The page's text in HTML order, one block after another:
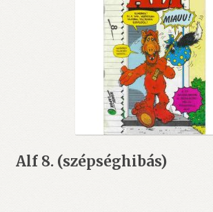
Alf 8. (szépséghibás)